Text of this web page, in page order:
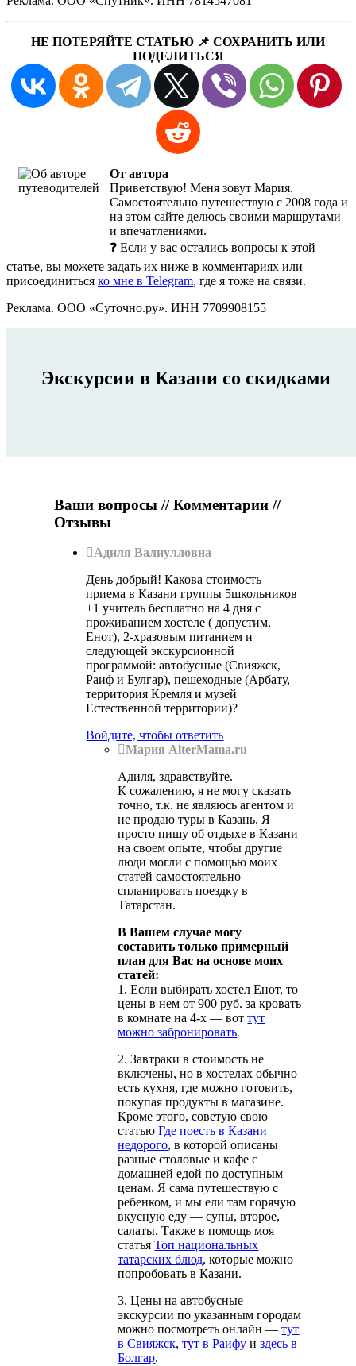
НЕ ПОТЕРЯЙТЕ СТАТЬЮ 📌 СОХРАНИТЬ ИЛИ
ПОДЕЛИТЬСЯ
От автора
Приветствую! Меня зовут Мария.
Самостоятельно путешествую с 2008 года и
на этом сайте делюсь своими маршрутами
и впечатлениями.
❓ Если у вас остались вопросы к этой
статье, вы можете задать их ниже в комментариях или
присоединиться ко мне в Telegram, где я тоже на связи.
Реклама. ООО «Суточно.ру». ИНН 7709908155
Экскурсии в Казани со скидками
Ваши вопросы // Комментарии //
Отзывы
Адиля Валиулловна
День добрый! Какова стоимость
приема в Казани группы 5школьников
+1 учитель бесплатно на 4 дня с
проживанием хостеле ( допустим,
Енот), 2-хразовым питанием и
следующей экскурсионной
программой: автобусные (Свияжск,
Раиф и Булгар), пешеходные (Арбату,
территория Кремля и музей
Естественной территории)?
Войдите, чтобы ответить
Мария AlterMama.ru
Адиля, здравствуйте.
К сожалению, я не могу сказать
точно, т.к. не являюсь агентом и
не продаю туры в Казань. Я
просто пишу об отдыхе в Казани
на своем опыте, чтобы другие
люди могли с помощью моих
статей самостоятельно
спланировать поездку в
Татарстан.
В Вашем случае могу
составить только примерный
план для Вас на основе моих
статей:
1. Если выбирать хостел Енот, то
цены в нем от 900 руб. за кровать
в комнате на 4-х — воттут
можно забронировать.
2. Завтраки в стоимость не
включены, но в хостелах обычно
есть кухня, где можно готовить,
покупая продукты в магазине.
Кроме этого, советую свою
статьюГде поесть в Казани
недорого, в которой описаны
разные столовые и кафе с
домашней едой по доступным
ценам. Я сама путешествую с
ребенком, и мы ели там горячую
вкусную еду — супы, второе,
салаты. Также в помощь моя
статьяТоп национальных
татарских блюд, которые можно
попробовать в Казани.
3. Цены на автобусные
экскурсии по указанным городам
можно посмотреть онлайн —тут
в Свияжск,тут в Раифу издесь в
Болгар.